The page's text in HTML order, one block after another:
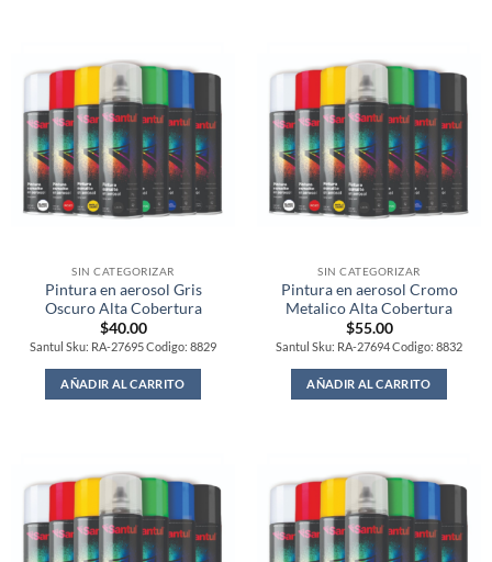
SIN CATEGORIZAR
Pintura en aerosol Gris
Oscuro Alta Cobertura
$40.00
Santul Sku: RA-27695 Codigo: 8829
AÑADIR AL CARRITO
SIN CATEGORIZAR
Pintura en aerosol Cromo
Metalico Alta Cobertura
$55.00
Santul Sku: RA-27694 Codigo: 8832
AÑADIR AL CARRITO